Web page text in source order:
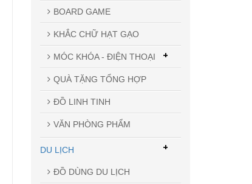
BOARD GAME
KHẮC CHỮ HẠT GẠO
MÓC KHÓA - ĐIỆN THOẠI +
QUÀ TẶNG TỔNG HỢP
ĐỒ LINH TINH
VĂN PHÒNG PHẨM
DU LỊCH
ĐỒ DÙNG DU LỊCH
+